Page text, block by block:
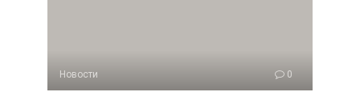
Новости 0